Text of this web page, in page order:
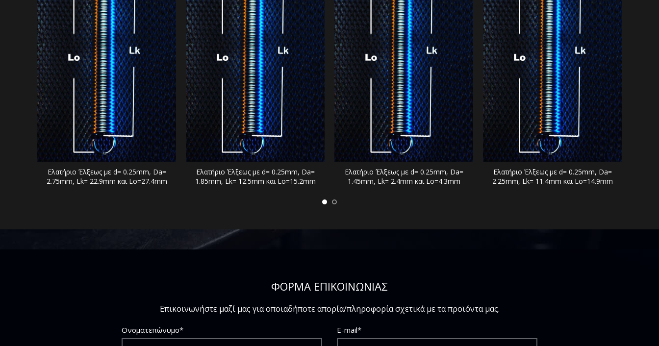
Ελατήριο Έλξεως με d= 0.25mm, Da=
2.75mm, Lk= 22.9mm και Lo=27.4mm
Ελατήριο Έλξεως με d= 0.25mm, Da=
1.85mm, Lk= 12.5mm και Lo=15.2mm
Ελατήριο Έλξεως με d= 0.25mm, Da=
1.45mm, Lk= 2.4mm και Lo=4.3mm
Ελατήριο Έλξεως με d= 0.25mm, Da=
2.25mm, Lk= 11.4mm και Lo=14.9mm
ΦΟΡΜΑ ΕΠΙΚΟΙΝΩΝΙΑΣ
Επικοινωνήστε μαζί μας για οποιαδήποτε απορία/πληροφορία σχετικά με τα προϊόντα μας.
Ονοματεπώνυμο* E-mail*